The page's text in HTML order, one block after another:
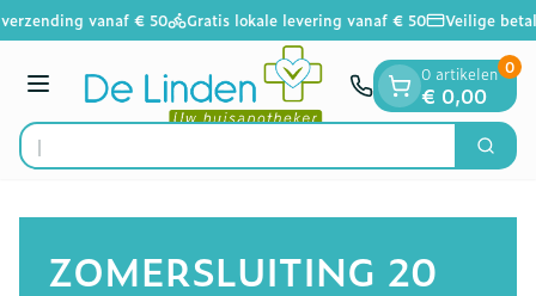
Ga naar de inhoud
1 van 1vanaf € 50 Gratis lokale levering vanaf € 50 Veilige
Menu
Product, merk, categorie...
Vind snel Zoek
0 artikelen
€ 0,00
0
ZOMERSLUITING 20